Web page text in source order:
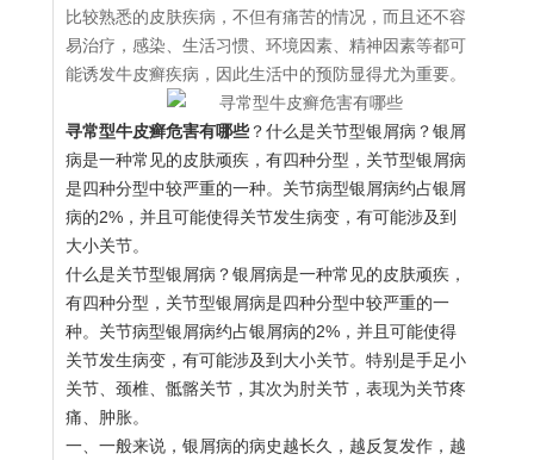
比较熟悉的皮肤疾病，不但有痛苦的情况，而且还不容
易治疗，感染、生活习惯、环境因素、精神因素等都可
能诱发牛皮癣疾病，因此生活中的预防显得尤为重要。
寻常型牛皮癣危害有哪些？什么是关节型银屑病？银屑
病是一种常见的皮肤顽疾，有四种分型，关节型银屑病
是四种分型中较严重的一种。关节病型银屑病约占银屑
病的2%，并且可能使得关节发生病变，有可能涉及到
大小关节。
什么是关节型银屑病？银屑病是一种常见的皮肤顽疾，
有四种分型，关节型银屑病是四种分型中较严重的一
种。关节病型银屑病约占银屑病的2%，并且可能使得
关节发生病变，有可能涉及到大小关节。特别是手足小
关节、颈椎、骶髂关节，其次为肘关节，表现为关节疼
痛、肿胀。
一、一般来说，银屑病的病史越长久，越反复发作，越